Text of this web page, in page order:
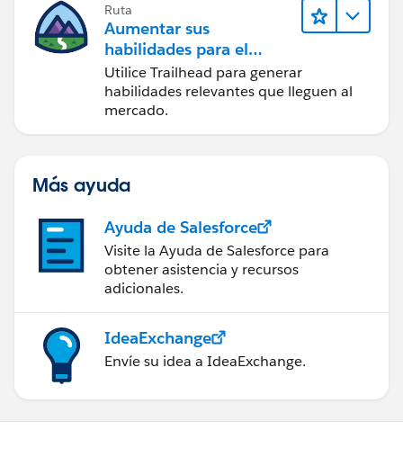
Ruta
Aumentar sus
habilidades para el
futuro con Trailhead
Utilice Trailhead para generar
habilidades relevantes que lleguen al
mercado.
Más ayuda
Ayuda de Salesforce
Visite la Ayuda de Salesforce para
obtener asistencia y recursos
adicionales.
IdeaExchange
Envíe su idea a IdeaExchange.